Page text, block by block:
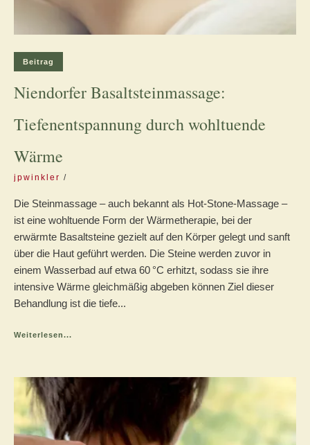
Beitrag
Niendorfer Basaltsteinmassage:
Tiefenentspannung durch wohltuende
Wärme
jpwinkler
Die Steinmassage – auch bekannt als Hot‑Stone‑Massage –
ist eine wohltuende Form der Wärmetherapie, bei der
erwärmte Basaltsteine gezielt auf den Körper gelegt und sanft
über die Haut geführt werden. Die Steine werden zuvor in
einem Wasserbad auf etwa 60 °C erhitzt, sodass sie ihre
intensive Wärme gleichmäßig abgeben können Ziel dieser
Behandlung ist die tiefe...
Weiterlesen...